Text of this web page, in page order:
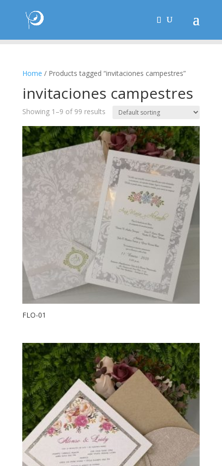
Home / Products tagged “invitaciones campestres”
invitaciones campestres
Showing 1–9 of 99 results
FLO-01